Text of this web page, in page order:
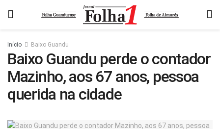
Início Baixo Guandu
Baixo Guandu perde o contador
Mazinho, aos 67 anos, pessoa
querida na cidade